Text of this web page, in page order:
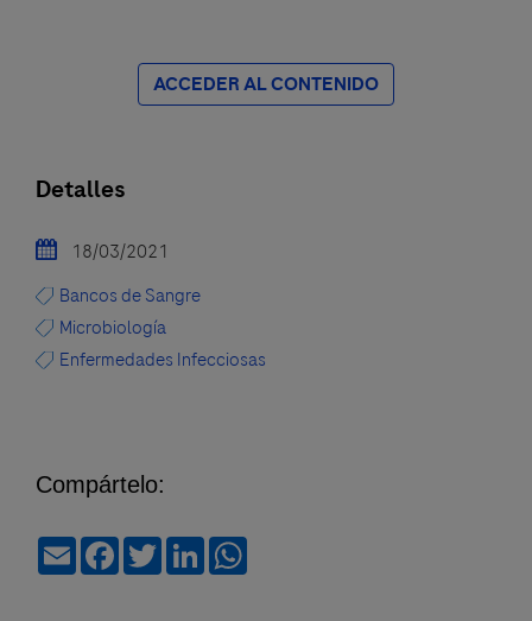
ACCEDER AL CONTENIDO
Detalles
18/03/2021
Bancos de Sangre
Microbiología
Enfermedades Infecciosas
Compártelo:
EmailFacebook
TwitterLinkedIn